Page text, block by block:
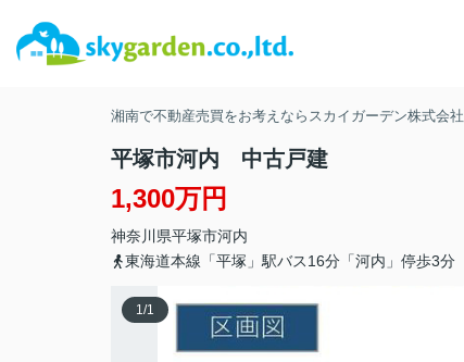
湘南で不動産売買をお考えならスカイガーデン株式会社
平塚市河内 中古戸建
1,300万円
神奈川県平塚市河内
東海道本線「平塚」駅バス16分「河内」停歩3分
1/1